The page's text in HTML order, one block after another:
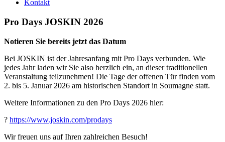
Kontakt
Pro Days JOSKIN 2026
Notieren Sie bereits jetzt das Datum
Bei JOSKIN ist der Jahresanfang mit Pro Days verbunden. Wie
jedes Jahr laden wir Sie also herzlich ein, an dieser traditionellen
Veranstaltung teilzunehmen! Die Tage der offenen Tür finden vom
2. bis 5. Januar 2026 am historischen Standort in Soumagne statt.
Weitere Informationen zu den Pro Days 2026 hier:
? https://www.joskin.com/prodays
Wir freuen uns auf Ihren zahlreichen Besuch!